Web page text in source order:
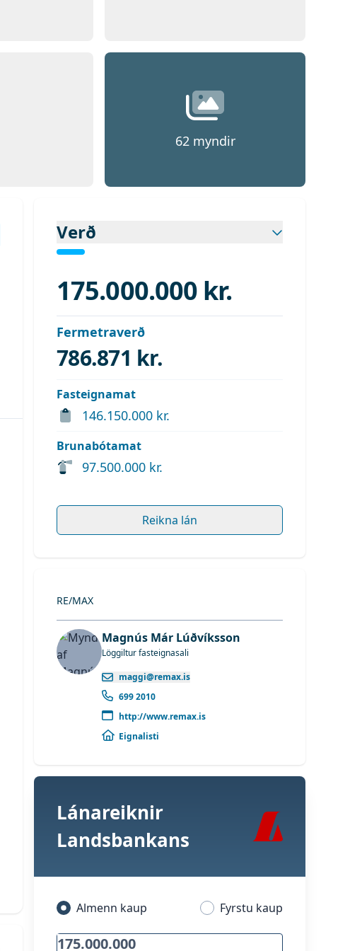
62myndir
Verð
175.000.000 kr.
Fermetraverð
786.871 kr.
Fasteignamat
146.150.000 kr.
Brunabótamat
97.500.000 kr.
Reikna lán
RE/MAX
Magnús Már Lúðvíksson
Löggiltur fasteignasali
maggi@remax.is
699 2010
http://www.remax.is
Eignalisti
Lánareiknir
Landsbankans
Almenn kaup Fyrstu kaup